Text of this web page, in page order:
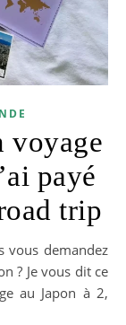
voyage
payé
trip
vous demandez
? Je vous dit ce
au Japon à 2,